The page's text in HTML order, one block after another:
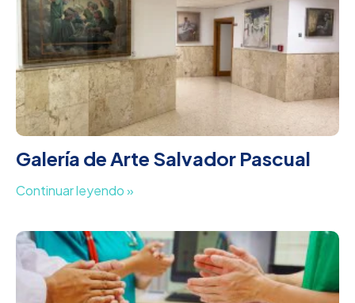
Galería de Arte Salvador Pascual
Continuar leyendo »